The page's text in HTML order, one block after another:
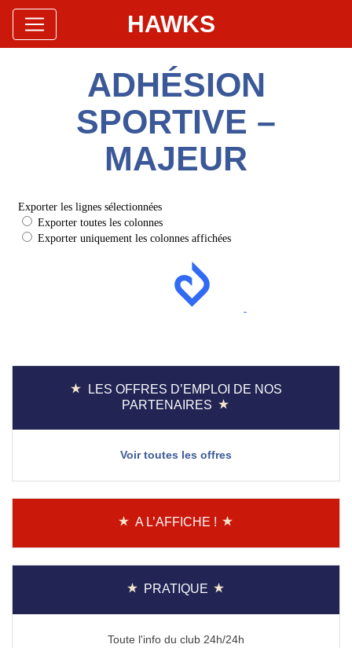
Hawks Baseball Softball
Site Officiel HAWKS
ADHÉSION
SPORTIVE –
MAJEUR
LES OFFRES D’EMPLOI DE NOS
PARTENAIRES
Voir toutes les offres
A L’AFFICHE !
PRATIQUE
Toute l'info du club 24h/24h